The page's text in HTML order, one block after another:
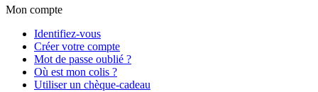
Mon compte
Identifiez-vous
Créer votre compte
Mot de passe oublié ?
Où est mon colis ?
Utiliser un chèque-cadeau